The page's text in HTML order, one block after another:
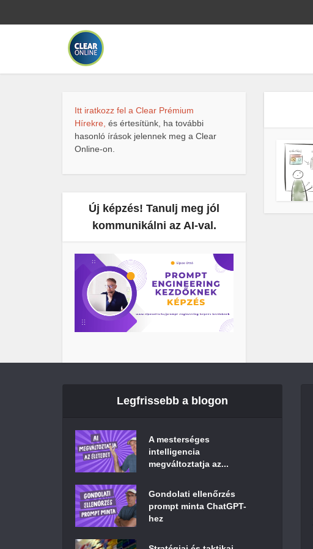
Itt iratkozz fel a Clear Prémium
Hírekre, és értesítünk, ha további
hasonló írások jelennek meg a Clear
Online-on.
Új képzés! Tanulj meg jól
kommunikálni az AI-val.
Legfrissebb a blogon
A mesterséges
intelligencia
megváltoztatja az...
Gondolati ellenőrzés
prompt minta ChatGPT-
hez